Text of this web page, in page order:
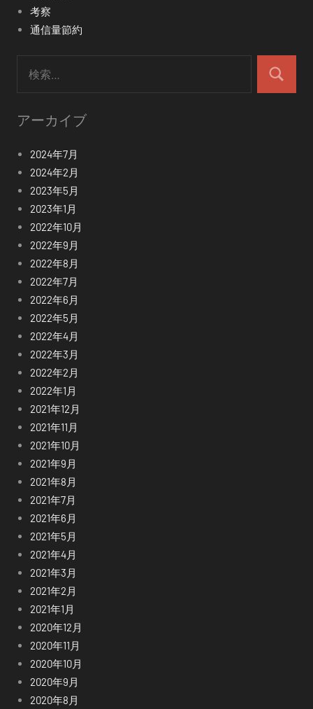
考察
通信量節約
検
アーカイブ
2024年7月
2024年2月
2023年5月
2023年1月
2022年10月
2022年9月
2022年8月
2022年7月
2022年6月
2022年5月
2022年4月
2022年3月
2022年2月
2022年1月
2021年12月
2021年11月
2021年10月
2021年9月
2021年8月
2021年7月
2021年6月
2021年5月
2021年4月
2021年3月
2021年2月
2021年1月
2020年12月
2020年11月
2020年10月
2020年9月
2020年8月